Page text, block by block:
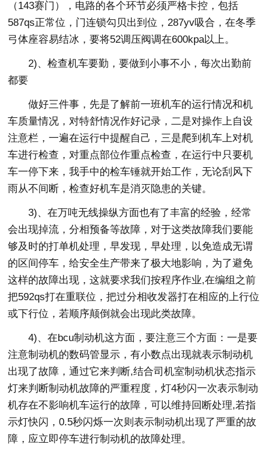
（143赛门），电路的各个环节必须严格卡控，包括
587qs正常位，门连锁勾贝出到位，287yv吸合，在冬季
弓体座容易结冰，要将52调压阀调在600kpa以上。
2)、检查机车要勤，要做到小事不小，每次出勤前
都要
做好三件事，先是了解前一班机车的运行情况和机
车质量情况，对特舒情况作好记录，二是对操作上自设
注意栏，一遍在运行中提醒自己，三是爬到机车上对机
车进行检查，对重点部位作重点检查，在运行中只要机
车一停下来，我手中的检车锤就开始工作，无论刮风下
雨从不间断，检查好机车是消灭隐患的关键。
3)、在万吨无线操纵方面也有了丰富的经验，经常
会出现掉流，分相预备等故障，对于这类故障我们要能
够及时的打单机处理，早发现，早处理，以免造成无谓
的区间停车，给安全生产带来了极大地影响，为了避免
这样的故障出现，这就要求我们按程序作业,在编组之前
把592qs打在重联位，把过分相收发器打在相应的上行位
或下行位，若顺序颠倒就会出现此类故障。
4)、在bcu制动机这方面，要注意三个方面：一是要
注意制动机的数码管显示，有小数点出现就表示制动机
出现了故障，通过它来判断,结合司机室制动机状态指示
灯来判断制动机故障的严重程度，灯4秒闪一次表示制动
机存在不影响机车运行的故障，可以维持回断处理,若指
示灯快闪，0.5秒闪烁一次则表示制动机出现了严重的故
障，应立即停车进行制动机的故障处理。